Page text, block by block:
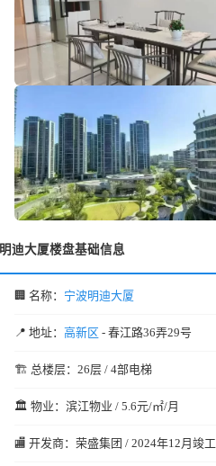
明迪大厦楼盘基础信息
🏢 名称： 宁波明迪大厦
📍 地址： 高新区 - 春江路36弄29号
🏗️ 总楼层：26层 / 4部电梯
🏛️ 物业：滨江物业 / 5.6元/㎡/月
🏬 开发商：荣盛集团 / 2024年12月竣工